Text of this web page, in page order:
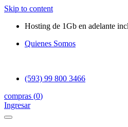
Skip to content
Hosting de 1Gb en adelante
Quienes Somos
(593) 99 800 3466
compras (0)
Ingresar